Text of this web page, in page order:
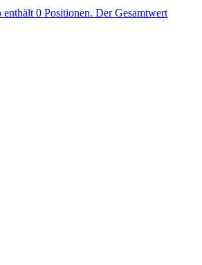
enthält 0 Positionen. Der Gesamtwert